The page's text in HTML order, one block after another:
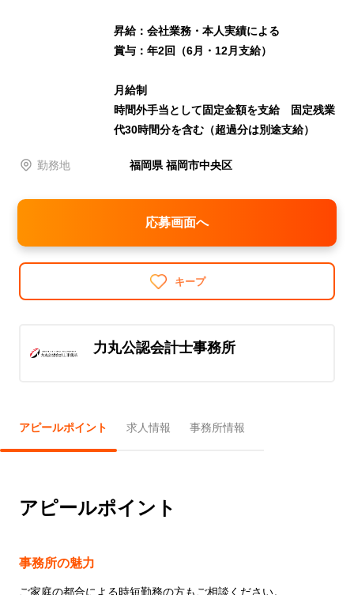
昇給：会社業務・本人実績による
賞与：年2回（6月・12月支給）
月給制
時間外手当として固定金額を支給 固定残業
代30時間分を含む（超過分は別途支給）
勤務地 福岡県 福岡市中央区
応募画面へ
キープ
力丸公認会計士事務所
アピールポイント 求人情報 事務所情報
アピールポイント
事務所の魅力
ご家庭の都合による時短勤務の方もご相談ください。